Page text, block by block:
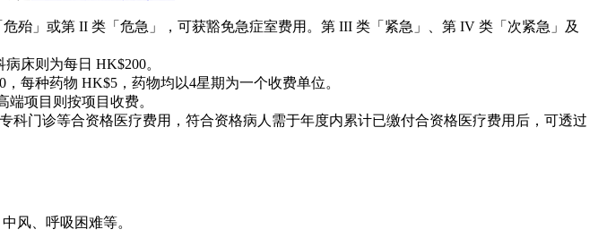
殆」或第 II 类「危急」，可获豁免急症室费用。第 III 类「紧急」、第 IV 类「次紧急」及
床则为每日 HK$200。
每种药物 HK$5，药物均以4星期为一个收费单位。
项目则按项目收费。
科门诊等合资格医疗费用，符合资格病人需于年度内累计已缴付合资格医疗费用后，可透过
风、呼吸困难等。